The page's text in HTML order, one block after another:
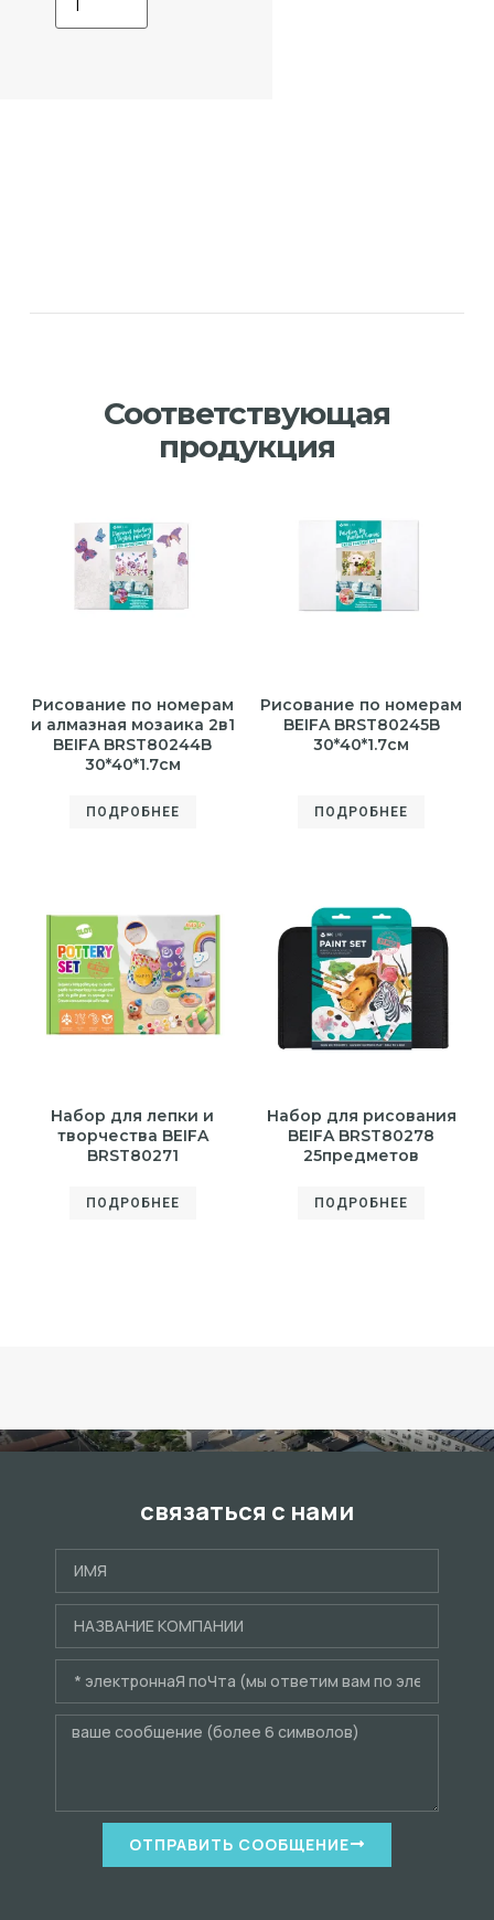
Соответствующая
продукция
Рисование по номерам
и алмазная мозаика 2в1
BEIFA BRST80244B
30*40*1.7см
ПОДРОБНЕЕ
Рисование по номерам
BEIFA BRST80245B
30*40*1.7см
ПОДРОБНЕЕ
Набор для лепки и
творчества BEIFA
BRST80271
ПОДРОБНЕЕ
Набор для рисования
BEIFA BRST80278
25предметов
ПОДРОБНЕЕ
связаться с нами
ОТПРАВИТЬ СООБЩЕНИЕ